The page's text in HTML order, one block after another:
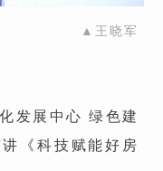
▲王晓军
发展中心 绿色建
《科技赋能好房